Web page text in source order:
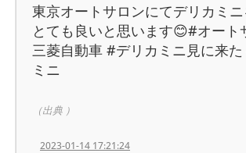
東京オートサロンにてデリカミニ
とても良いと思います😊#オート
三菱自動車 #デリカミニ見に来
ミニ
（出典 ）
2023-01-14 17:21:24